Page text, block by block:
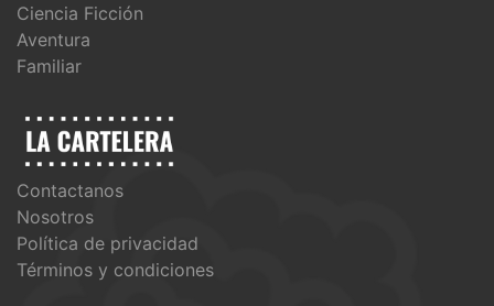
Ciencia Ficción
Aventura
Familiar
Contactanos
Nosotros
Política de privacidad
Términos y condiciones